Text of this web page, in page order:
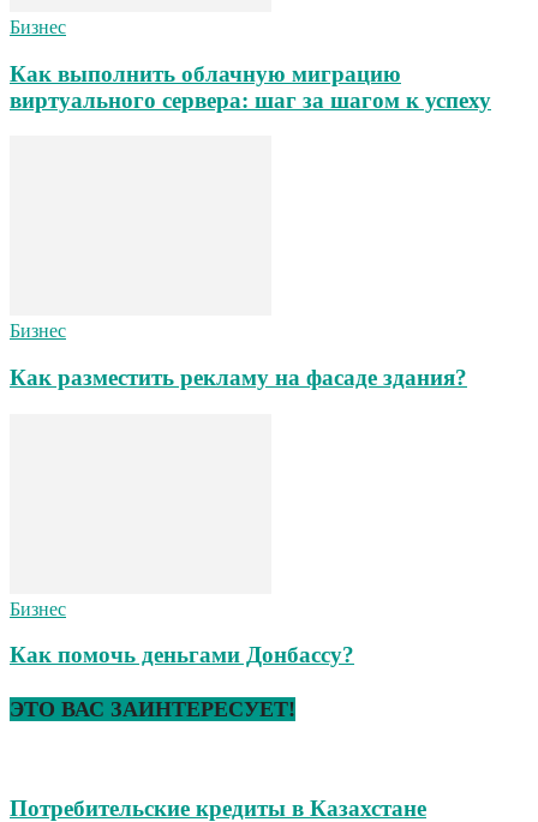
Бизнес
Как выполнить облачную миграцию
виртуального сервера: шаг за шагом к успеху
Бизнес
Как разместить рекламу на фасаде здания?
Бизнес
Как помочь деньгами Донбассу?
ЭТО ВАС ЗАИНТЕРЕСУЕТ!
Потребительские кредиты в Казахстане